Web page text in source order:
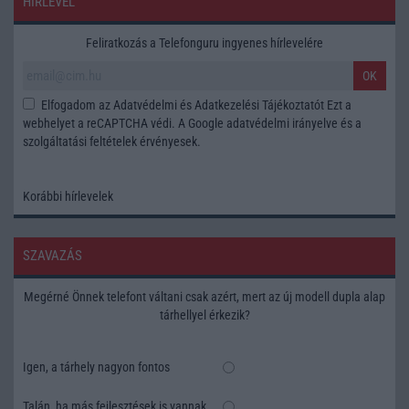
Feliratkozás a Telefonguru ingyenes hírlevelére
OK
Elfogadom az Adatvédelmi és Adatkezelési Tájékoztatót Ezt a
webhelyet a reCAPTCHA védi. A Google adatvédelmi irányelve és a
szolgáltatási feltételek érvényesek.
Korábbi hírlevelek
SZAVAZÁS
Megérné Önnek telefont váltani csak azért, mert az új modell dupla alap
tárhellyel érkezik?
Igen, a tárhely nagyon fontos
Talán, ha más fejlesztések is vannak